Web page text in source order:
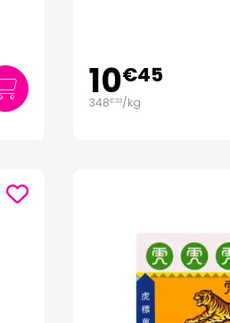
10€45
348€33/kg